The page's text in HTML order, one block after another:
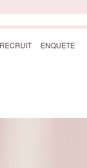
ENQUETE